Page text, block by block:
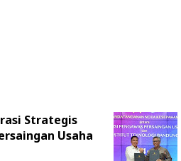
Strategis
Usaha